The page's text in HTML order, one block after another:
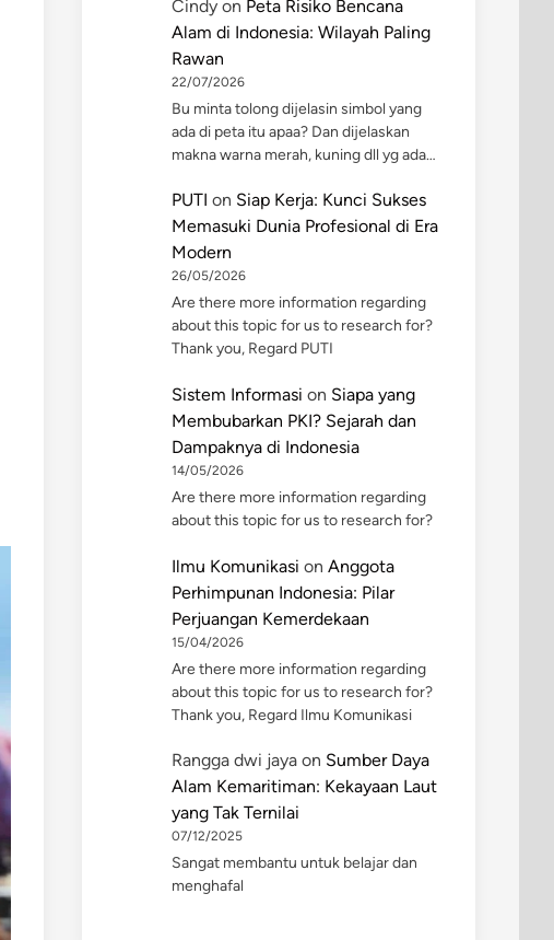
Cindy on Peta Risiko Bencana
Alam di Indonesia: Wilayah Paling
Rawan
22/07/2026
Bu minta tolong dijelasin simbol yang
ada di peta itu apaa? Dan dijelaskan
makna warna merah, kuning dll yg ada…
PUTI on Siap Kerja: Kunci Sukses
Memasuki Dunia Profesional di Era
Modern
26/05/2026
Are there more information regarding
about this topic for us to research for?
Thank you, Regard PUTI
Sistem Informasi on Siapa yang
Membubarkan PKI? Sejarah dan
Dampaknya di Indonesia
14/05/2026
Are there more information regarding
about this topic for us to research for?
Ilmu Komunikasi on Anggota
Perhimpunan Indonesia: Pilar
Perjuangan Kemerdekaan
15/04/2026
Are there more information regarding
about this topic for us to research for?
Thank you, Regard Ilmu Komunikasi
Rangga dwi jaya on Sumber Daya
Alam Kemaritiman: Kekayaan Laut
yang Tak Ternilai
07/12/2025
Sangat membantu untuk belajar dan
menghafal